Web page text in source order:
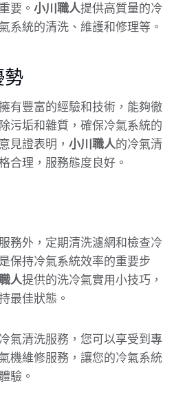
要。 小川職人提供高質量的冷
系統的清洗、維護和修理等。
勢
有豐富的經驗和技術，能夠徹
污垢和雜質，確保冷氣系統的
見證表明， 小川職人的冷氣清
合理，服務態度良好。
務外，定期清洗濾網和檢查冷
保持冷氣系統效率的重要步
人提供的洗冷氣實用小技巧，
最佳狀態。
氣清洗服務，您可以享受到專
機維修服務，讓您的冷氣系統
驗。